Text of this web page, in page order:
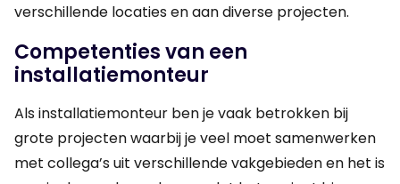
verschillende locaties en aan diverse projecten.
Competenties van een
installatiemonteur
Als installatiemonteur ben je vaak betrokken bij
grote projecten waarbij je veel moet samenwerken
met collega’s uit verschillende vakgebieden en het is